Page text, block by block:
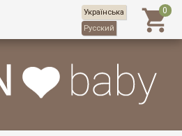

Українська
Русский